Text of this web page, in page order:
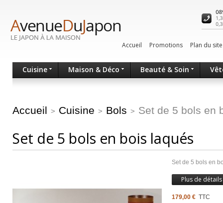
Accueil Promotions Plan du site
Cuisine Maison & Déco Beauté & Soin
Accueil > Cuisine > Bols > Set de 5 bols en
Set de 5 bols en bois laqués
Set de 5 bols en
Plus de détails
179,00 € TTC